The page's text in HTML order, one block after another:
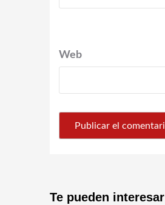
Web
Te pueden interesar